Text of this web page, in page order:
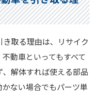
取る理由は、リサイク
動車といってもすべて
解体すれば使える部品
ない場合でもパーツ単